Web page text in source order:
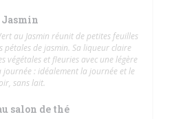
Jasmin
au Jasmin réunit de petites feuilles
pétales de jasmin. Sa liqueur claire
végétales et fleuries avec une légère
journée : idéalement la journée et le
sans lait.
salon de thé